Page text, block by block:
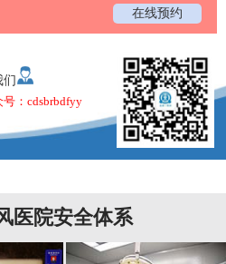
在线预约
：cdsbrbdfyy
医院安全体系